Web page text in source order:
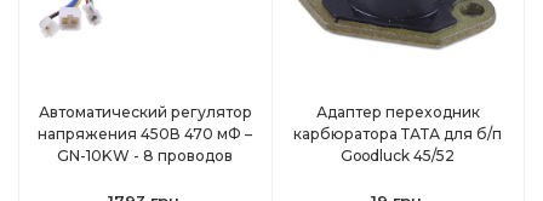
Автоматический регулятор
напряжения 450В 470 мФ –
GN-10KW - 8 проводов
Адаптер переходник
карбюратора ТАТА для б/п
Goodluck 45/52